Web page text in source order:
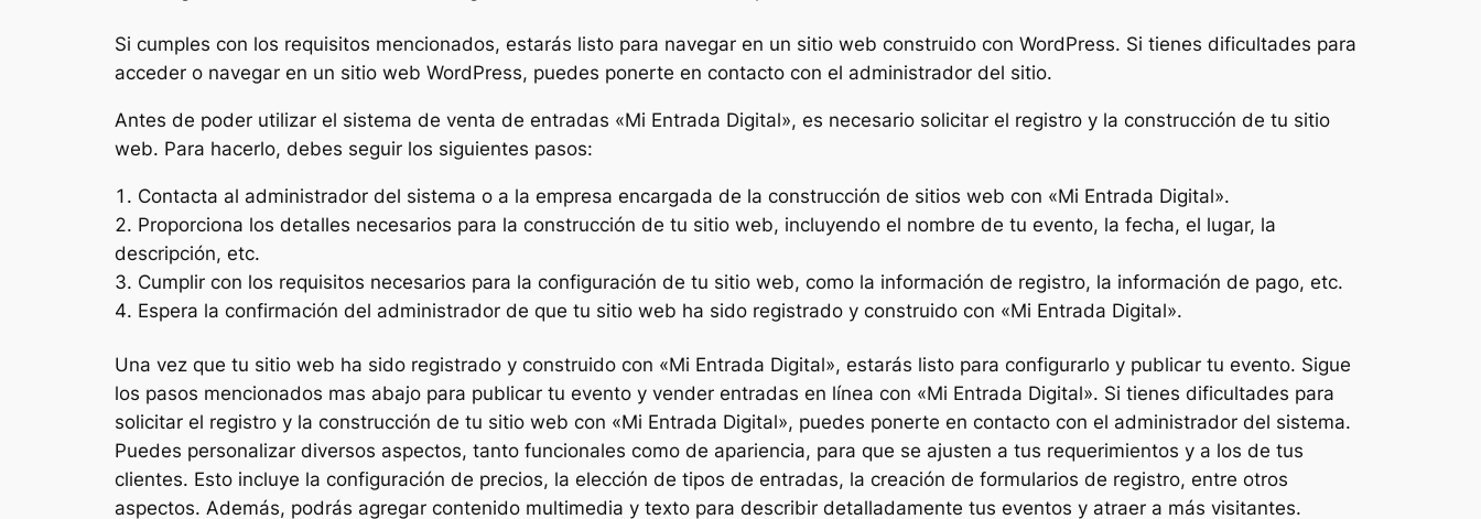
Si cumples con los requisitos mencionados, estarás listo para navegar en un sitio web construido con WordPress. Si tienes dificultades para
acceder o navegar en un sitio web WordPress, puedes ponerte en contacto con el administrador del sitio.
Antes de poder utilizar el sistema de venta de entradas «Mi Entrada Digital», es necesario solicitar el registro y la construcción de tu sitio
web. Para hacerlo, debes seguir los siguientes pasos:
Contacta al administrador del sistema o a la empresa encargada de la construcción de sitios web con «Mi Entrada Digital».
Proporciona los detalles necesarios para la construcción de tu sitio web, incluyendo el nombre de tu evento, la fecha, el lugar, la
descripción, etc.
Cumplir con los requisitos necesarios para la configuración de tu sitio web, como la información de registro, la información de pago, etc.
Espera la confirmación del administrador de que tu sitio web ha sido registrado y construido con «Mi Entrada Digital».
Una vez que tu sitio web ha sido registrado y construido con «Mi Entrada Digital», estarás listo para configurarlo y publicar tu evento. Sigue
los pasos mencionados mas abajo para publicar tu evento y vender entradas en línea con «Mi Entrada Digital». Si tienes dificultades para
solicitar el registro y la construcción de tu sitio web con «Mi Entrada Digital», puedes ponerte en contacto con el administrador del sistema.
Puedes personalizar diversos aspectos, tanto funcionales como de apariencia, para que se ajusten a tus requerimientos y a los de tus
clientes. Esto incluye la configuración de precios, la elección de tipos de entradas, la creación de formularios de registro, entre otros
aspectos. Además, podrás agregar contenido multimedia y texto para describir detalladamente tus eventos y atraer a más visitantes.